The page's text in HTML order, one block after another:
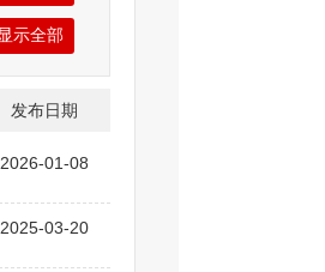
发布日期
2026-01-08
2025-03-20